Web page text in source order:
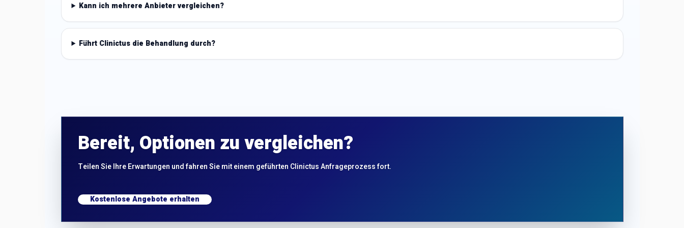
Kann ich mehrere Anbieter vergleichen?
Führt Clinictus die Behandlung durch?
Bereit, Optionen zu vergleichen?
Teilen Sie Ihre Erwartungen und fahren Sie mit einem geführten Clinictus Anfrageprozess fort.
Kostenlose Angebote erhalten